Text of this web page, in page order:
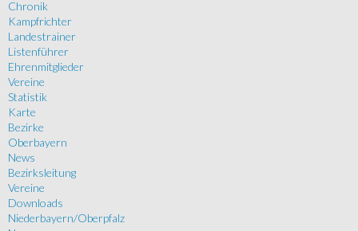
Chronik
Kampfrichter
Landestrainer
Listenführer
Ehrenmitglieder
Vereine
Statistik
Karte
Bezirke
Oberbayern
News
Bezirksleitung
Vereine
Downloads
Niederbayern/Oberpfalz